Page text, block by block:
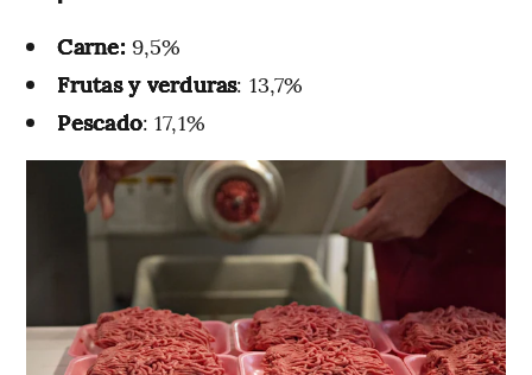
Carne: 9,5%
Frutas y verduras: 13,7%
Pescado: 17,1%